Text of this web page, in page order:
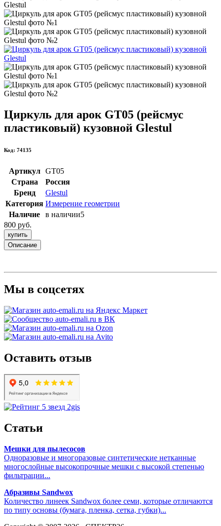
Циркуль для арок GT05 (рейсмус
пластиковый) кузовной Glestul
Код: 74135
Артикул
GT05
Страна
Россия
Бренд
Glestul
Категория Измерение геометрии
Наличие
в наличии5
800 руб.
купить
Описание
Мы в соцсетях
Оставить отзыв
Статьи
Мешки для пылесосов
Одноразовые и многоразовые синтетические нетканные
многослойные высокопрочные мешки с высокой степенью
фильтрации...
Абразивы Sandwox
Количество линеек Sandwox более семи, которые отличаются
по типу основы (бумага, пленка, сетка, губки)...